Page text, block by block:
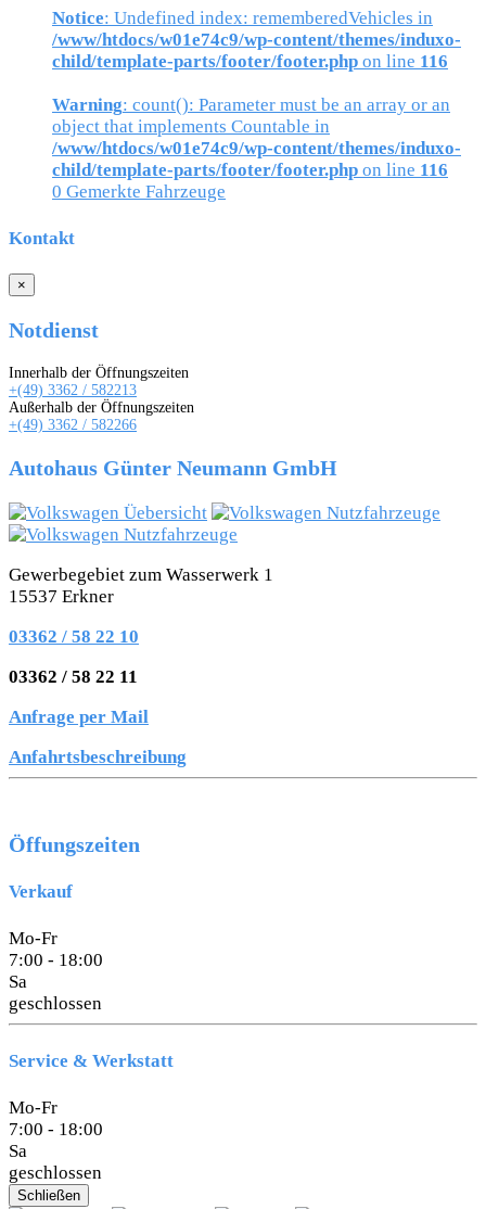
Notice: Undefined index: rememberedVehicles in
/www/htdocs/w01e74c9/wp-content/themes/induxo-
child/template-parts/footer/footer.php on line 116
Warning: count(): Parameter must be an array or an
object that implements Countable in
/www/htdocs/w01e74c9/wp-content/themes/induxo-
child/template-parts/footer/footer.php on line 116
0 Gemerkte Fahrzeuge
Kontakt
×
Notdienst
Innerhalb der Öffnungszeiten
+(49) 3362 / 582213
Außerhalb der Öffnungszeiten
+(49) 3362 / 582266
Autohaus Günter Neumann GmbH
Gewerbegebiet zum Wasserwerk 1
15537 Erkner
03362 / 58 22 10
03362 / 58 22 11
Anfrage per Mail
Anfahrtsbeschreibung
Öffungszeiten
Verkauf
Mo-Fr
7:00 - 18:00
Sa
geschlossen
Service & Werkstatt
Mo-Fr
7:00 - 18:00
Sa
geschlossen
Schließen